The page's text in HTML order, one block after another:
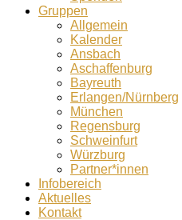
Gruppen
Allgemein
Kalender
Ansbach
Aschaffenburg
Bayreuth
Erlangen/Nürnberg
München
Regensburg
Schweinfurt
Würzburg
Partner*innen
Infobereich
Aktuelles
Kontakt